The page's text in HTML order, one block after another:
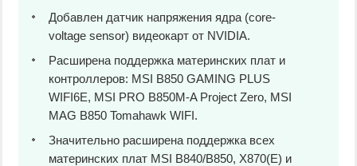
Добавлен датчик напряжения ядра (core-
voltage sensor) видеокарт от NVIDIA.
Расширена поддержка материнских плат и
контроллеров: MSI B850 GAMING PLUS
WIFI6E, MSI PRO B850M-A Project Zero, MSI
MAG B850 Tomahawk WIFI.
Значительно расширена поддержка всех
материнских плат MSI B840/B850, X870(E) и